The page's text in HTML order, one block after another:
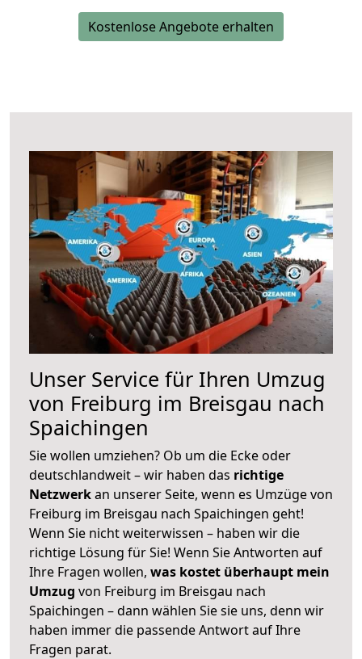
Kostenlose Angebote erhalten
Unser Service für Ihren Umzug
von Freiburg im Breisgau nach
Spaichingen
Sie wollen umziehen? Ob um die Ecke oder
deutschlandweit – wir haben das richtige
Netzwerkan unserer Seite, wenn es Umzüge von
Freiburg im Breisgau nach Spaichingen geht!
Wenn Sie nicht weiterwissen – haben wir die
richtige Lösung für Sie! Wenn Sie Antworten auf
Ihre Fragen wollen, was kostet überhaupt mein
Umzug von Freiburg im Breisgau nach
Spaichingen – dann wählen Sie sie uns, denn wir
haben immer die passende Antwort auf Ihre
Fragen parat.